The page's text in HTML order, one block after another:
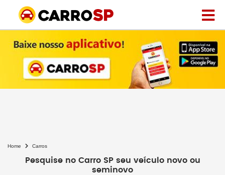
Home Carros
Pesquise no Carro SP seu veículo novo ou
seminovo